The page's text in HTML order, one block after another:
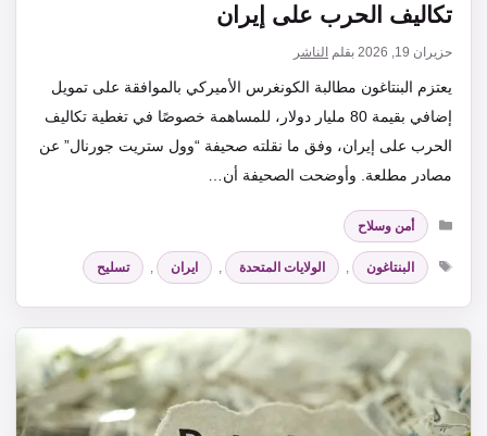
تكاليف الحرب على إيران
حزيران 19, 2026 بقلم الناشر
يعتزم البنتاغون مطالبة الكونغرس الأميركي بالموافقة على تمويل
إضافي بقيمة 80 مليار دولار، للمساهمة خصوصًا في تغطية تكاليف
الحرب على إيران، وفق ما نقلته صحيفة “وول ستريت جورنال” عن
مصادر مطلعة. وأوضحت الصحيفة أن…
التصنيفات
أمن وسلاح
الوسوم
البنتاغون الولايات المتحدة ايران تسليح